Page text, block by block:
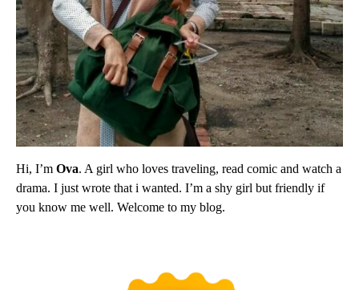
Hi, I’m Ova. A girl who loves traveling, read comic and watch a
drama. I just wrote that i wanted. I’m a shy girl but friendly if
you know me well. Welcome to my blog.